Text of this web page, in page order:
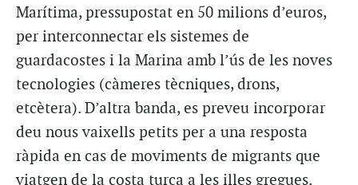
Marítima, pressupostat en 50 milions d’euros,
per interconnectar els sistemes de
guardacostes i la Marina amb l’ús de les noves
tecnologies (càmeres tècniques, drons,
etcètera). D’altra banda, es preveu incorporar
deu nous vaixells petits per a una resposta
ràpida en cas de moviments de migrants que
viatgen de la costa turca a les illes gregues.